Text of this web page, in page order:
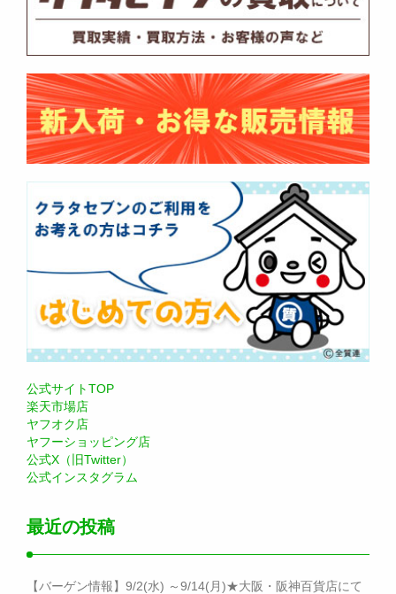
公式サイトTOP
楽天市場店
ヤフオク店
ヤフーショッピング店
公式X（旧Twitter）
公式インスタグラム
最近の投稿
【バーゲン情報】9/2(水) ～9/14(月)★大阪・阪神百貨店にて